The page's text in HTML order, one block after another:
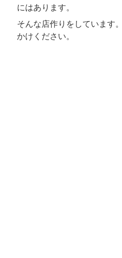
にはあります。
そんな店作りをしています
かけください。